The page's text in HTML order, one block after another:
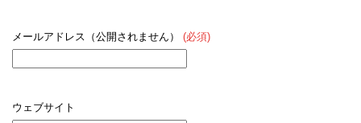
メールアドレス（公開されません） (必須)
ウェブサイト